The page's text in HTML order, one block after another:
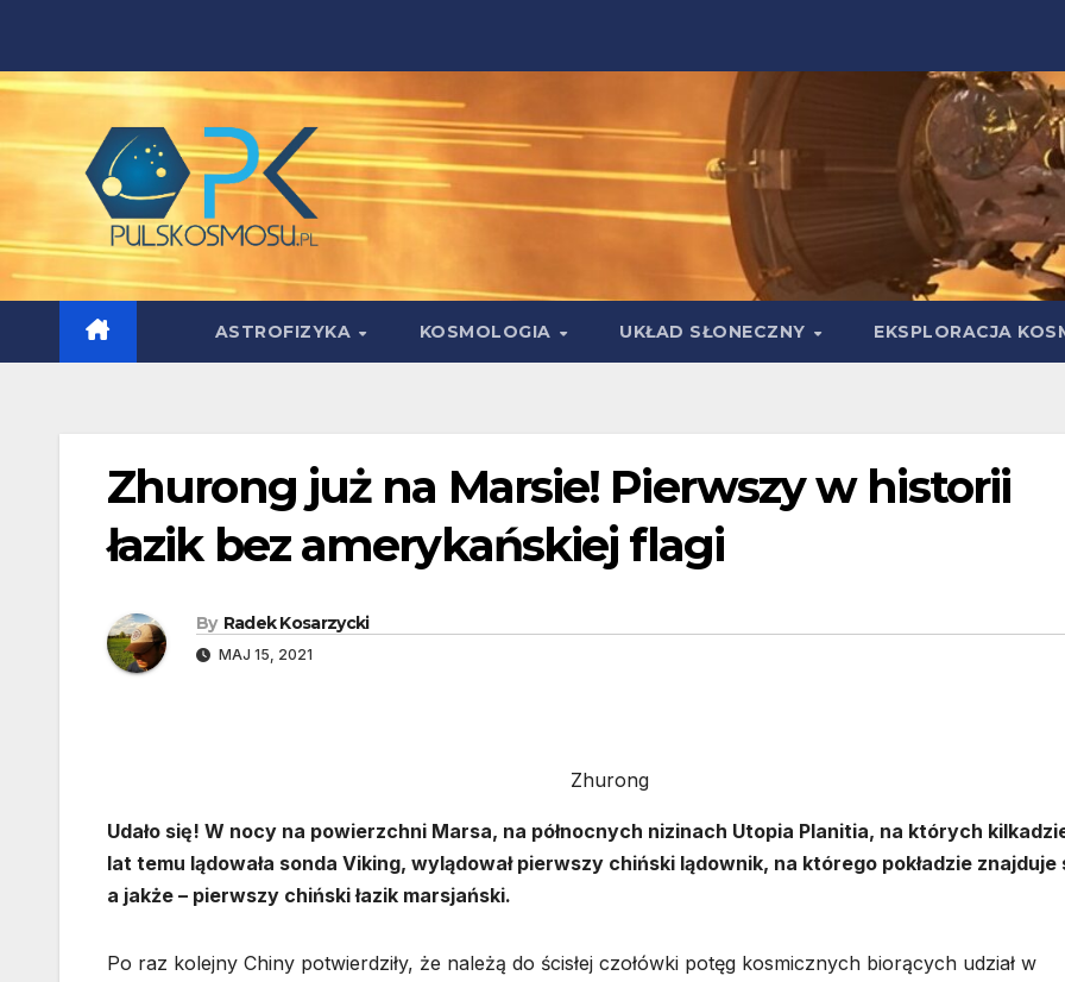
content
ASTROFIZYKA KOSMOLOGIA UKŁAD SŁONECZNY EKSPLORACJA
Zhurong już na Marsie! Pierwszy w historii
łazik bez amerykańskiej flagi
By Radek Kosarzycki
MAJ 15, 2021
Zhurong
Udało się! W nocy na powierzchni Marsa, na północnych nizinach Utopia Planitia, na których
lat temu lądowała sonda Viking, wylądował pierwszy chiński lądownik, na którego pokładzie znajduje
a jakże – pierwszy chiński łazik marsjański.
Po raz kolejny Chiny potwierdziły, że należą do ścisłej czołówki potęg kosmicznych biorących udział w